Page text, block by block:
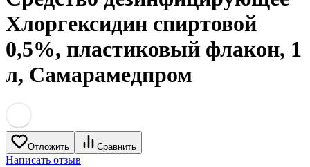
Хлоргексидин спиртовой
0,5%, пластиковый флакон, 1
л, Самарамедпром
Отложить Сравнить
Написать отзыв